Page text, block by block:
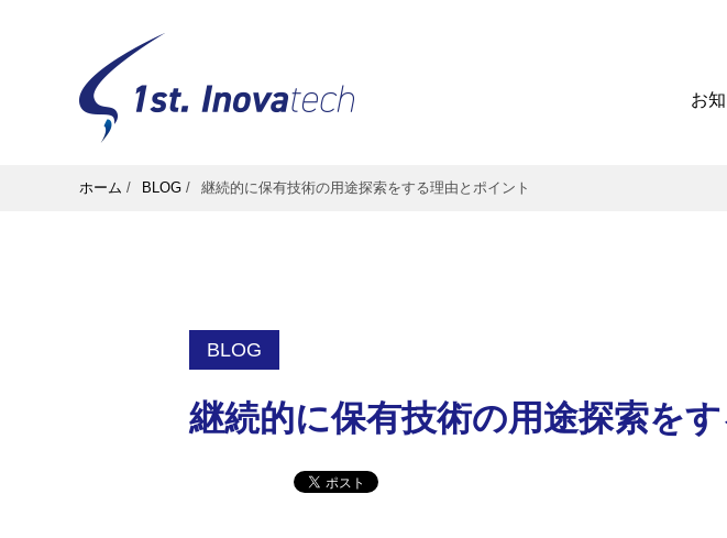
お
ホーム / BLOG / 継続的に保有技術の用途探索をする理由とポイント
BLOG
継続的に保有技術の用途探索を